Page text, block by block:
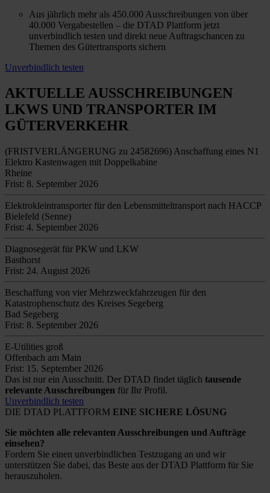
Aus jährlich mehr als 450.000 Ausschreibungen von über
40.000 Vergabestellen – die DTAD Plattform jetzt
unverbindlich testen und direkt neue Auftragschancen zu
Themen des Gütertransports sichern
Unverbindlich testen
AKTUELLE AUSSCHREIBUNGEN
LKWS UND TRANSPORTER IM
GÜTERVERKEHR
(FRISTVERLÄNGERUNG zu 24582696) Anschaffung eines N1
Elektro Kastenwagen mit Doppelkabine
Rheine
Frist: 8. September 2026
Elektrokleintransporter für den Lebensmitteltransport nach HACCP
Bielefeld (Senne)
Frist: 4. September 2026
Diagnosegerät für PKW und LKW
Basthorst
Frist: 24. August 2026
Beschaffung von vier Mehrzweckfahrzeugen für den
Katastrophenschutz des Kreises Segeberg
Bad Segeberg
Frist: 8. September 2026
E-Utilities groß
Offenbach am Main
Frist: 15. September 2026
Das ist nur ein Ausschnitt. Der DTAD findet täglich tausende
relevante Ausschreibungen für Ihr Profil.
Unverbindlich testen
DIE DTAD PLATTFORM EINE SICHERE LÖSUNG
Sie möchten alle relevanten Ausschreibungen und Aufträge
einsehen?
Fordern Sie einen unverbindlichen Testzugang an und wir
unterstützen Sie dabei, das Beste aus der DTAD Plattform für Sie
herauszuholen.